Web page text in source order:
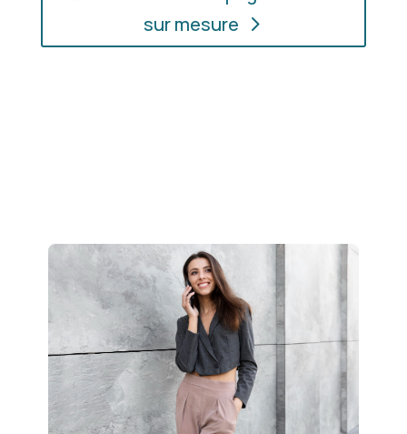
sur mesure